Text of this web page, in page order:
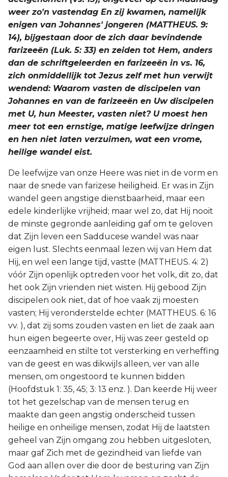
weer zo'n vastendag En zij kwamen, namelijk
enigen van Johannes' jongeren (MATTHEUS. 9:
14), bijgestaan door de zich daar bevindende
farizeeën (Luk. 5: 33) en zeiden tot Hem, anders
dan de schriftgeleerden en farizeeën in vs. 16,
zich onmiddellijk tot Jezus zelf met hun verwijt
wendend: Waarom vasten de discipelen van
Johannes en van de farizeeën en Uw discipelen
met U, hun Meester, vasten niet? U moest hen
meer tot een ernstige, matige leefwijze dringen
en hen niet laten verzuimen, wat een vrome,
heilige wandel eist.
De leefwijze van onze Heere was niet in de vorm en
naar de snede van farizese heiligheid. Er was in Zijn
wandel geen angstige dienstbaarheid, maar een
edele kinderlijke vrijheid; maar wel zo, dat Hij nooit
de minste gegronde aanleiding gaf om te geloven
dat Zijn leven een Sadducese wandel was naar
eigen lust. Slechts eenmaal lezen wij van Hem dat
Hij, en wel een lange tijd, vastte (MATTHEUS. 4: 2)
vóór Zijn openlijk optreden voor het volk, dit zo, dat
het ook Zijn vrienden niet wisten. Hij gebood Zijn
discipelen ook niet, dat of hoe vaak zij moesten
vasten; Hij veronderstelde echter (MATTHEUS. 6: 16
vv. ), dat zij soms zouden vasten en liet de zaak aan
hun eigen begeerte over, Hij was zeer gesteld op
eenzaamheid en stilte tot versterking en verheffing
van de geest en was dikwijls alleen, ver van alle
mensen, om ongestoord te kunnen bidden
(Hoofdstuk 1: 35, 45; 3: 13 enz. ). Dan keerde Hij weer
tot het gezelschap van de mensen terug en
maakte dan geen angstig onderscheid tussen
heilige en onheilige mensen, zodat Hij de laatsten
geheel van Zijn omgang zou hebben uitgesloten,
maar gaf Zich met de gezindheid van liefde van
God aan allen over die door de besturing van Zijn